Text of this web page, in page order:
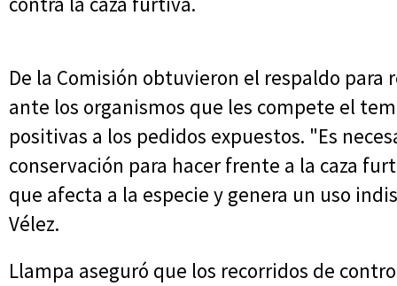
De la Comisión obtuvieron el respaldo para
ante los organismos que les compete el
positivas a los pedidos expuestos. "Es
conservación para hacer frente a la caza
que afecta a la especie y genera un uso
Vélez.
Llampa aseguró que los recorridos de